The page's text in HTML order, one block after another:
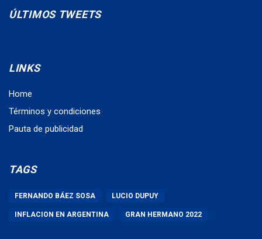
ÚLTIMOS TWEETS
LINKS
Home
Términos y condiciones
Pauta de publicidad
TAGS
FERNANDO BÁEZ SOSA LUCIO DUPUY
INFLACION EN ARGENTINA GRAN HERMANO 2022